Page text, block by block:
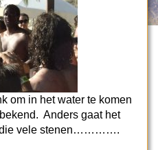
om in het water te komen
Anders gaat het
die vele stenen………….